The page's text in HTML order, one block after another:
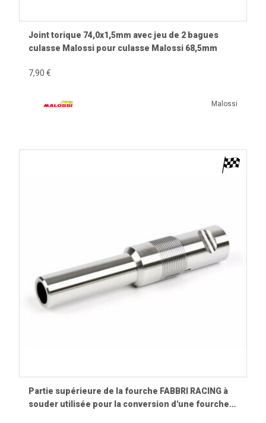
Joint torique 74,0x1,5mm avec jeu de 2 bagues
culasse Malossi pour culasse Malossi 68,5mm
7,90 €
Malossi
Partie supérieure de la fourche FABBRI RACING à
souder utilisée pour la conversion d'une fourche